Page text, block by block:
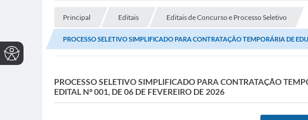
Principal Editais Editais de Concurso e Processo Seletivo
PROCESSO SELETIVO SIMPLIFICADO PARA CONTRATAÇÃO TEMPORÁRIA DE
PROCESSO SELETIVO SIMPLIFICADO PARA CONTRATAÇÃO
EDITAL Nº 001, DE 06 DE FEVEREIRO DE 2026